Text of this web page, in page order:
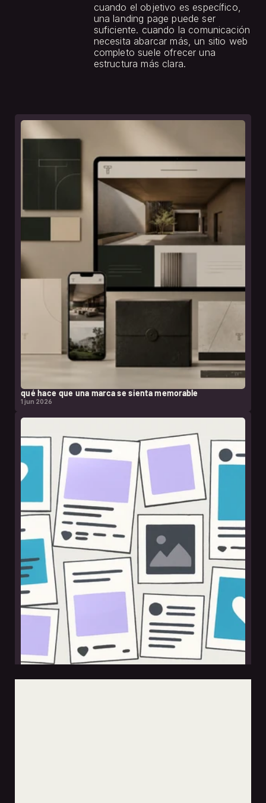
cuando el objetivo es específico,
una landing page puede ser
suficiente. cuando la comunicación
necesita abarcar más, un sitio web
completo suele ofrecer una
estructura más clara.
otrasnotas.
qué hace que una marca se sienta memorable
1 jun 2026
leer nota
errores comunes en redes sociales (y cómo